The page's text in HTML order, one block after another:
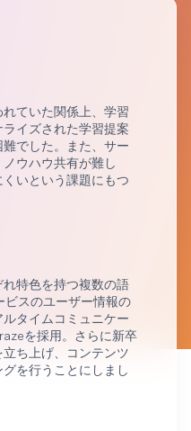
ていた関係上、学習
イズされた学習提案
でした。また、サー
ウハウ共有が難し
いという課題にもつ
特色を持つ複数の語
スのユーザー情報の
タイムコミュニケー
を採用。さらに新卒
ち上げ、コンテンツ
を行うことにしまし